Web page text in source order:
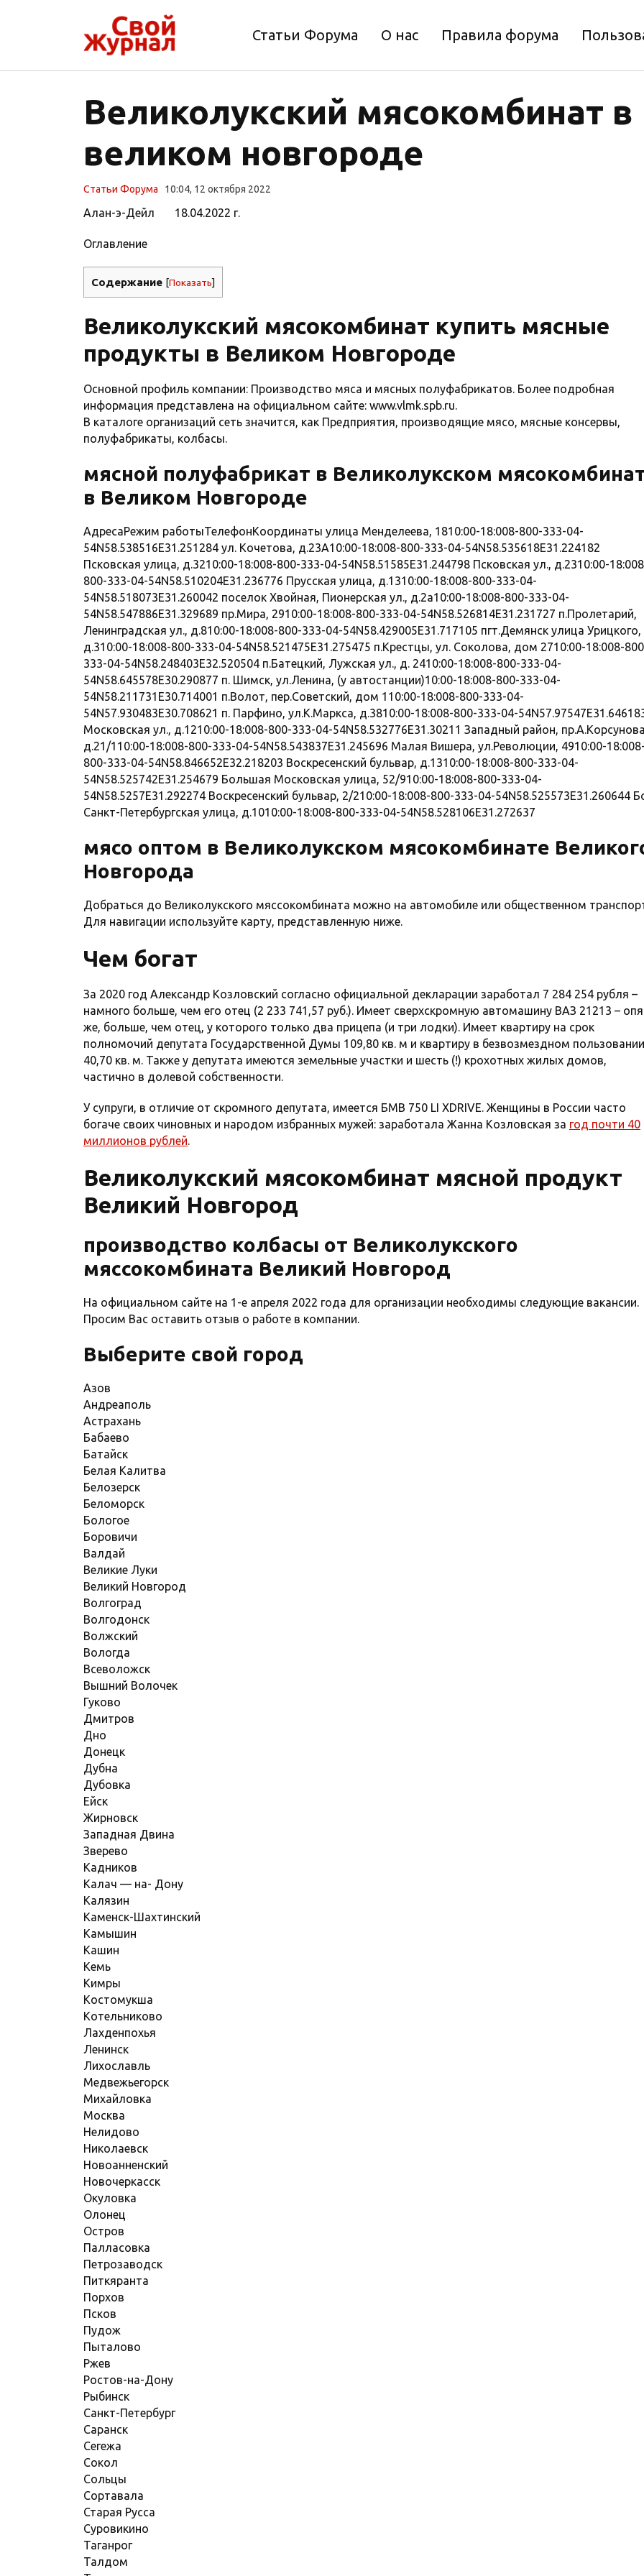
Статьи Форума О нас Правила форума
Великолукский мясокомбинат в
великом новгороде
Статьи Форума 10:04, 12 октября 2022
Алан-э-Дейл 18.04.2022 г.
Оглавление
Содержание [Показать]
Великолукский мясокомбинат купить мясные
продукты в Великом Новгороде
Основной профиль компании: Производство мяса и мясных полуфабрикатов. Более подробная
информация представлена на официальном сайте: www.vlmk.spb.ru.
В каталоге организаций сеть значится, как Предприятия, производящие мясо, мясные консервы,
полуфабрикаты, колбасы.
мясной полуфабрикат в Великолукском
в Великом Новгороде
АдресаРежим работыТелефонКоординаты улица Менделеева, 1810:00-18:008-800-333-04-
54N58.538516E31.251284 ул. Кочетова, д.23А10:00-18:008-800-333-04-54N58.535618E31.224182
Псковская улица, д.3210:00-18:008-800-333-04-54N58.51585E31.244798 Псковская ул., д.2310:00-
800-333-04-54N58.510204E31.236776 Прусская улица, д.1310:00-18:008-800-333-04-
54N58.518073E31.260042 поселок Хвойная, Пионерская ул., д.2а10:00-18:008-800-333-04-
54N58.547886E31.329689 пр.Мира, 2910:00-18:008-800-333-04-54N58.526814E31.231727 п.Пролетарий,
Ленинградская ул., д.810:00-18:008-800-333-04-54N58.429005E31.717105 пгт.Демянск улица Урицкого,
д.310:00-18:008-800-333-04-54N58.521475E31.275475 п.Крестцы, ул. Соколова, дом 2710:00-18:008-
333-04-54N58.248403E32.520504 п.Батецкий, Лужская ул., д. 2410:00-18:008-800-333-04-
54N58.645578E30.290877 п. Шимск, ул.Ленина, (у автостанции)10:00-18:008-800-333-04-
54N58.211731E30.714001 п.Волот, пер.Советский, дом 110:00-18:008-800-333-04-
54N57.930483E30.708621 п. Парфино, ул.К.Маркса, д.3810:00-18:008-800-333-04-
Московская ул., д.1210:00-18:008-800-333-04-54N58.532776E31.30211 Западный район,
д.21/110:00-18:008-800-333-04-54N58.543837E31.245696 Малая Вишера, ул.Революции, 4910:00-
800-333-04-54N58.846652E32.218203 Воскресенский бульвар, д.1310:00-18:008-800-333-04-
54N58.525742E31.254679 Большая Московская улица, 52/910:00-18:008-800-333-04-
54N58.5257E31.292274 Воскресенский бульвар, 2/210:00-18:008-800-333-04-54N58.525573E31.260644
Санкт-Петербургская улица, д.1010:00-18:008-800-333-04-54N58.528106E31.272637
мясо оптом в Великолукском мясокомбинате
Новгорода
Добраться до Великолукского мяссокомбината можно на автомобиле или общественном
Для навигации используйте карту, представленную ниже.
Чем богат
За 2020 год Александр Козловский согласно официальной декларации заработал 7 284 254 рубля –
намного больше, чем его отец (2 233 741,57 руб.). Имеет сверхскромную автомашину ВАЗ 21213 –
же, больше, чем отец, у которого только два прицепа (и три лодки). Имеет квартиру на срок
полномочий депутата Государственной Думы 109,80 кв. м и квартиру в безвозмездном пользовании
40,70 кв. м. Также у депутата имеются земельные участки и шесть (!) крохотных жилых домов,
частично в долевой собственности.
У супруги, в отличие от скромного депутата, имеется БМВ 750 LI XDRIVE. Женщины в России часто
богаче своих чиновных и народом избранных мужей: заработала Жанна Козловская за год почти 40
миллионов рублей.
Великолукский мясокомбинат мясной продукт
Великий Новгород
производство колбасы от Великолукского
мяссокомбината Великий Новгород
На официальном сайте на 1-е апреля 2022 года для организации необходимы следующие вакансии.
Просим Вас оставить отзыв о работе в компании.
Выберите свой город
Азов
Андреаполь
Астрахань
Бабаево
Батайск
Белая Калитва
Белозерск
Беломорск
Бологое
Боровичи
Валдай
Великие Луки
Великий Новгород
Волгоград
Волгодонск
Волжский
Вологда
Всеволожск
Вышний Волочек
Гуково
Дмитров
Дно
Донецк
Дубна
Дубовка
Ейск
Жирновск
Западная Двина
Зверево
Кадников
Калач — на- Дону
Калязин
Каменск-Шахтинский
Камышин
Кашин
Кемь
Кимры
Костомукша
Котельниково
Лахденпохья
Ленинск
Лихославль
Медвежьегорск
Михайловка
Москва
Нелидово
Николаевск
Новоанненский
Новочеркасск
Окуловка
Олонец
Остров
Палласовка
Петрозаводск
Питкяранта
Порхов
Псков
Пудож
Пыталово
Ржев
Ростов-на-Дону
Рыбинск
Санкт-Петербург
Саранск
Сегежа
Сокол
Сольцы
Сортавала
Старая Русса
Суровикино
Таганрог
Талдом